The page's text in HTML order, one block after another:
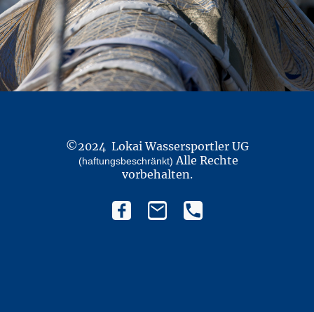
©2024 Lokai Wassersportler UG
(haftungsbeschränkt) Alle Rechte
vorbehalten.